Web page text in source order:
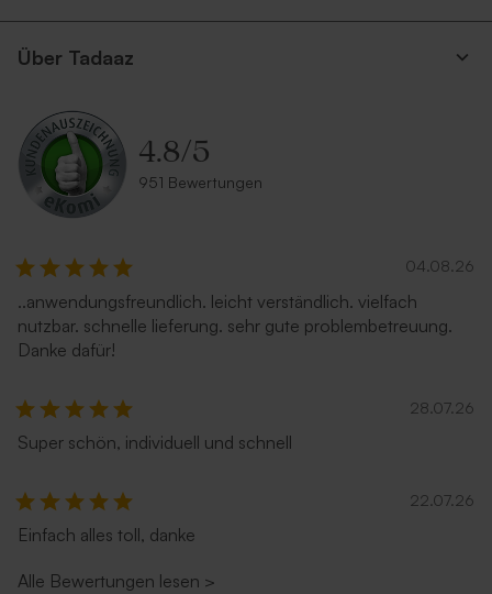
Umschlag aus Kraftpapier
seitlicher Verschlussklappe
Über Tadaaz
4.8/5
951 Bewertungen
04.08.26
..anwendungsfreundlich. leicht verständlich. vielfach
nutzbar. schnelle lieferung. sehr gute problembetreuung.
Danke dafür!
28.07.26
Super schön, individuell und schnell
22.07.26
Einfach alles toll, danke
Alle Bewertungen lesen >